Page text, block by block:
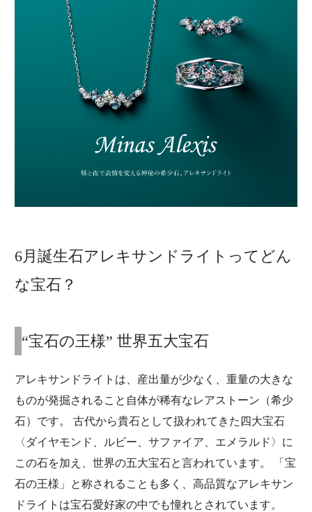
6月誕生石アレキサンドライトってどん
な宝石？
“宝石の王様” 世界五大宝石
アレキサンドライトは、産出量が少なく、重量の大きな
ものが発掘されること自体が稀有なレアストーン（希少
石）です。 古代から貴石として扱われてきた四大宝石
〈ダイヤモンド、ルビー、サファイア、エメラルド〉に
この石を加え、世界の五大宝石と言われています。 「宝
石の王様」と称されることも多く、高品質なアレキサン
ドライトは宝石愛好家の中でも憧れとされています。